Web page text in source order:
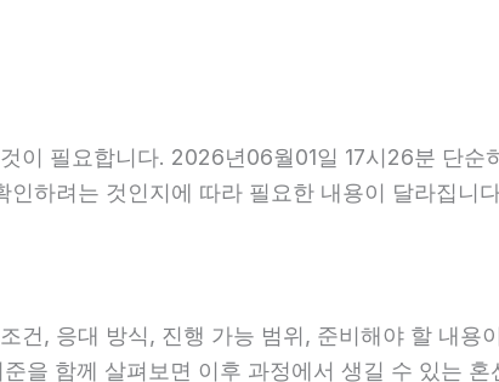
이 필요합니다. 2026년06월01일 17시26분 단
하려는 것인지에 따라 필요한 내용이 달라집니
건, 응대 방식, 진행 가능 범위, 준비해야 할 내
을 함께 살펴보면 이후 과정에서 생길 수 있는 혼